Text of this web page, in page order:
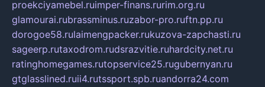
proekciyamebel.ruimper-finans.rurim.org.ru
glamourai.rubrassminus.ruzabor-pro.ruftn.pp.ru
dorogoe58.rulaimengpacker.rukuzova-zapchasti.ru
sageerp.rutaxodrom.rudsrazvitie.ruhardcity.net.ru
ratinghomegames.rutopservice25.rugubernyan.ru
gtglasslined.ruii4.rutssport.spb.ruandorra24.com